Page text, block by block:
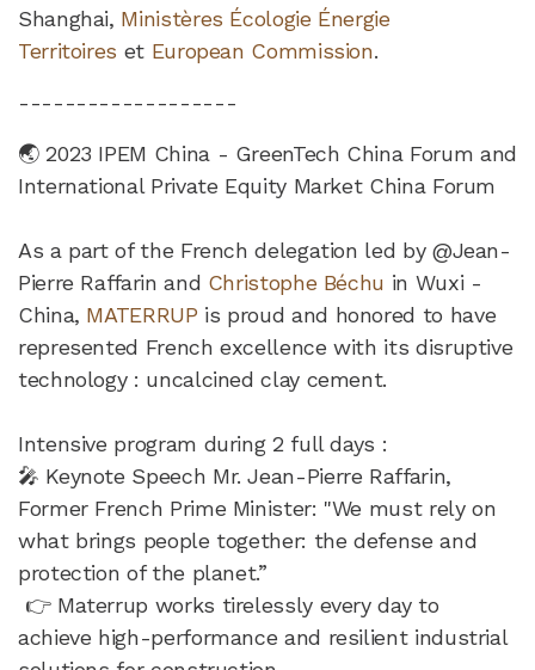
Shanghai, Ministères Écologie Énergie
Territoires et European Commission.
-------------------
🌏 2023 IPEM China - GreenTech China Forum and
International Private Equity Market China Forum
As a part of the French delegation led by @Jean-
Pierre Raffarin and Christophe Béchu in Wuxi -
China, MATERRUP is proud and honored to have
represented French excellence with its disruptive
technology : uncalcined clay cement.
Intensive program during 2 full days :
🎤 Keynote Speech Mr. Jean-Pierre Raffarin,
Former French Prime Minister: "We must rely on
what brings people together: the defense and
protection of the planet.”
👉 Materrup works tirelessly every day to
achieve high-performance and resilient industrial